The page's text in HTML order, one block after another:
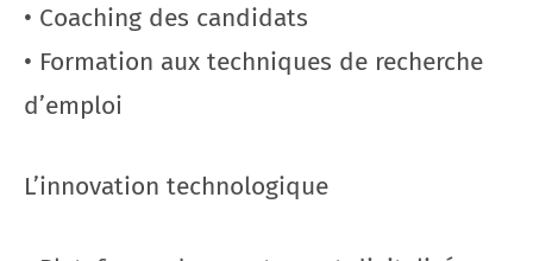
• Coaching des candidats
• Formation aux techniques de recherche
d’emploi
L’innovation technologique